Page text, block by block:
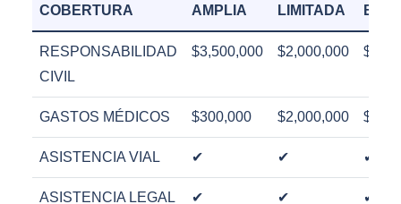
COBERTURA AMPLIA LIMITADA
RESPONSABILIDAD
CIVIL
$3,500,000 $2,000,000
GASTOS MÉDICOS $300,000 $2,000,000
ASISTENCIA VIAL ✔ ✔ ✔
ASISTENCIA LEGAL ✔ ✔ ✔